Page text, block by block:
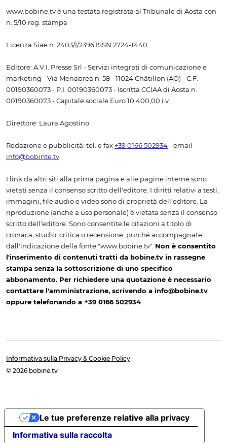
www.bobine.tv è una testata registrata al Tribunale di Aosta con
n. 5/10 reg. stampa
Licenza Siae n. 2403/I/2396 ISSN 2724-1440
Editore: A.V.I. Presse Srl - Servizi integrati di comunicazione e
marketing - Via Menabrea n. 58 - 11024 Châtillon (AO) - C.F.
00190360073 - P.I. 00190360073 - Iscritta CCIAA di Aosta n.
00190360073 - Capitale sociale Euro 10.400,00 i.v.
Direttore: Laura Agostino
Redazione e pubblicità: tel. e fax +39 0166 502934 - email
info@bobinte.tv
I link da altri siti alla prima pagina e alle pagine interne sono
vietati senza il consenso scritto dell'editore. I diritti relativi a testi,
immagini, file audio e video sono di proprietà dell'editore. La
riproduzione (anche a uso personale) è vietata senza il consenso
scritto dell'editore. Sono consentite le citazioni a titolo di
cronaca, studio, critica o recensione, purché accompagnate
dall'indicazione della fonte "www.bobine.tv". Non è consentito
l'inserimento di contenuti tratti da bobine.tv in rassegne
stampa senza la sottoscrizione di uno specifico
abbonamento. Per richiedere una quotazione è necessario
contattare l'amministrazione, scrivendo a info@bobine.tv
oppure telefonando a +39 0166 502934
Informativa sulla Privacy & Cookie Policy
© 2026 bobine.tv
Informativa sulla raccolta
Le tue preferenze relative alla privacy